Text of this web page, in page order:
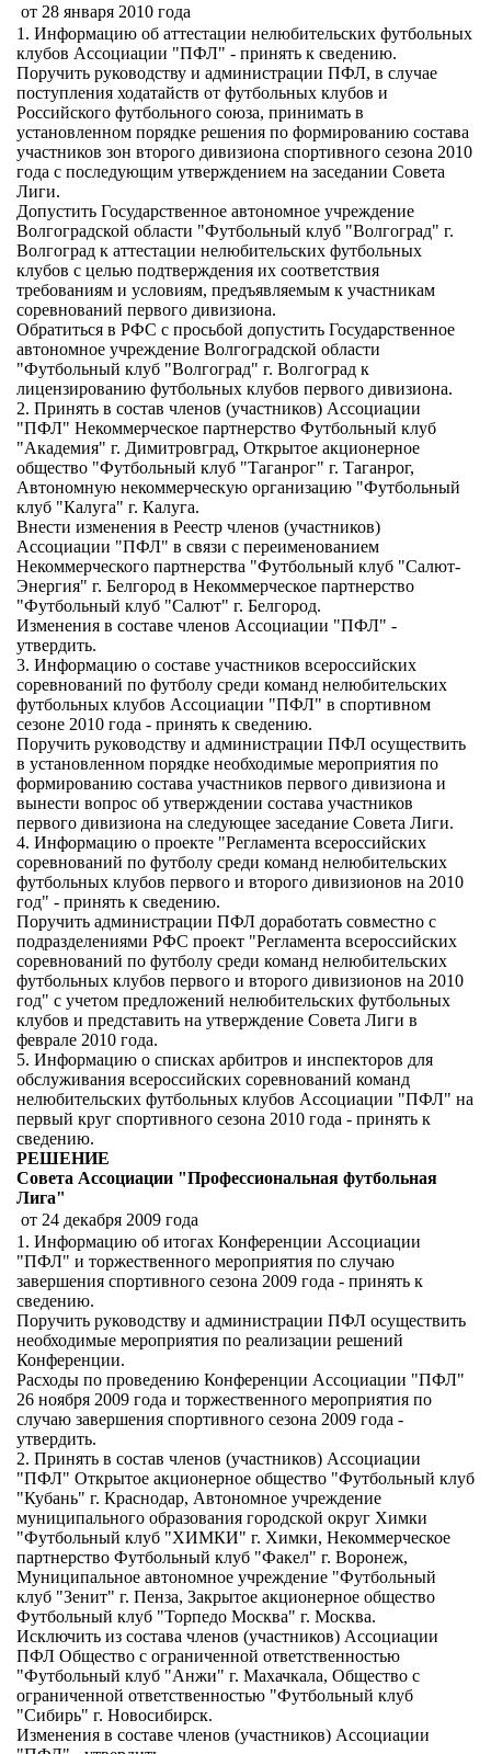
от 28 января 2010 года
1. Информацию об аттестации нелюбительских футбольных
клубов Ассоциации "ПФЛ" - принять к сведению.
Поручить руководству и администрации ПФЛ, в случае
поступления ходатайств от футбольных клубов и
Российского футбольного союза, принимать в
установленном порядке решения по формированию состава
участников зон второго дивизиона спортивного сезона 2010
года с последующим утверждением на заседании Совета
Лиги.
Допустить Государственное автономное учреждение
Волгоградской области "Футбольный клуб "Волгоград" г.
Волгоград к аттестации нелюбительских футбольных
клубов с целью подтверждения их соответствия
требованиям и условиям, предъявляемым к участникам
соревнований первого дивизиона.
Обратиться в РФС с просьбой допустить Государственное
автономное учреждение Волгоградской области
"Футбольный клуб "Волгоград" г. Волгоград к
лицензированию футбольных клубов первого дивизиона.
2. Принять в состав членов (участников) Ассоциации
"ПФЛ" Некоммерческое партнерство Футбольный клуб
"Академия" г. Димитровград, Открытое акционерное
общество "Футбольный клуб "Таганрог" г. Таганрог,
Автономную некоммерческую организацию "Футбольный
клуб "Калуга" г. Калуга.
Внести изменения в Реестр членов (участников)
Ассоциации "ПФЛ" в связи с переименованием
Некоммерческого партнерства "Футбольный клуб "Салют-
Энергия" г. Белгород в Некоммерческое партнерство
"Футбольный клуб "Салют" г. Белгород.
Изменения в составе членов Ассоциации "ПФЛ" -
утвердить.
3. Информацию о составе участников всероссийских
соревнований по футболу среди команд нелюбительских
футбольных клубов Ассоциации "ПФЛ" в спортивном
сезоне 2010 года - принять к сведению.
Поручить руководству и администрации ПФЛ осуществить
в установленном порядке необходимые мероприятия по
формированию состава участников первого дивизиона и
вынести вопрос об утверждении состава участников
первого дивизиона на следующее заседание Совета Лиги.
4. Информацию о проекте "Регламента всероссийских
соревнований по футболу среди команд нелюбительских
футбольных клубов первого и второго дивизионов на 2010
год" - принять к сведению.
Поручить администрации ПФЛ доработать совместно с
подразделениями РФС проект "Регламента всероссийских
соревнований по футболу среди команд нелюбительских
футбольных клубов первого и второго дивизионов на 2010
год" с учетом предложений нелюбительских футбольных
клубов и представить на утверждение Совета Лиги в
феврале 2010 года.
5. Информацию о списках арбитров и инспекторов для
обслуживания всероссийских соревнований команд
нелюбительских футбольных клубов Ассоциации "ПФЛ" на
первый круг спортивного сезона 2010 года - принять к
сведению.
РЕШЕНИЕ
Совета Ассоциации "Профессиональная футбольная
Лига"
от 24 декабря 2009 года
1. Информацию об итогах Конференции Ассоциации
"ПФЛ" и торжественного мероприятия по случаю
завершения спортивного сезона 2009 года - принять к
сведению.
Поручить руководству и администрации ПФЛ осуществить
необходимые мероприятия по реализации решений
Конференции.
Расходы по проведению Конференции Ассоциации "ПФЛ"
26 ноября 2009 года и торжественного мероприятия по
случаю завершения спортивного сезона 2009 года -
утвердить.
2. Принять в состав членов (участников) Ассоциации
"ПФЛ" Открытое акционерное общество "Футбольный клуб
"Кубань" г. Краснодар, Автономное учреждение
муниципального образования городской округ Химки
"Футбольный клуб "ХИМКИ" г. Химки, Некоммерческое
партнерство Футбольный клуб "Факел" г. Воронеж,
Муниципальное автономное учреждение "Футбольный
клуб "Зенит" г. Пенза, Закрытое акционерное общество
Футбольный клуб "Торпедо Москва" г. Москва.
Исключить из состава членов (участников) Ассоциации
ПФЛ Общество с ограниченной ответственностью
"Футбольный клуб "Анжи" г. Махачкала, Общество с
ограниченной ответственностью "Футбольный клуб
"Сибирь" г. Новосибирск.
Изменения в составе членов (участников) Ассоциации